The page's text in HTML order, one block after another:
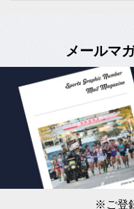
メールマ
※ご登